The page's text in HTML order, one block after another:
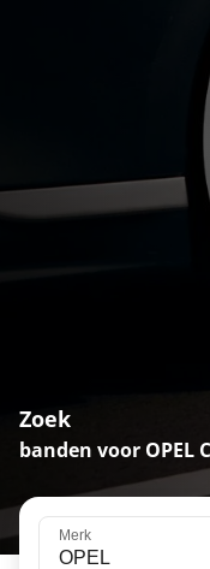
Zoek
banden voor OPEL
Merk
OPEL